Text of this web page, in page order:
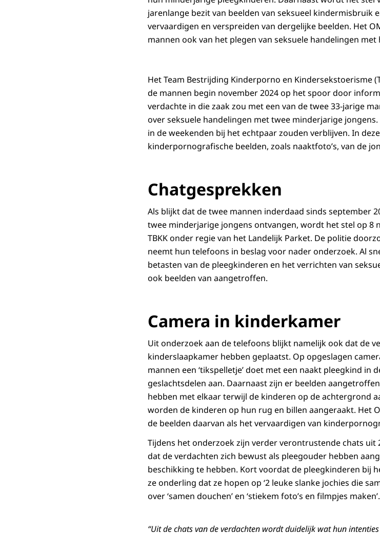
jarenlange bezit van beelden van seksueel kindermisbruik
vervaardigen en verspreiden van dergelijke beelden. Het
mannen ook van het plegen van seksuele handelingen met
Het Team Bestrijding Kinderporno en Kindersekstoerisme
de mannen begin november 2024 op het spoor door
verdachte in die zaak zou met een van de twee 33-jarige
over seksuele handelingen met twee minderjarige
in de weekenden bij het echtpaar zouden verblijven. In
kinderpornografische beelden, zoals naaktfoto’s, van de
Chatgesprekken
Als blijkt dat de twee mannen inderdaad sinds september
twee minderjarige jongens ontvangen, wordt het stel op 8
TBKK onder regie van het Landelijk Parket. De politie
neemt hun telefoons in beslag voor nader onderzoek. Al
betasten van de pleegkinderen en het verrichten van
ook beelden van aangetroffen.
Camera in kinderkamer
Uit onderzoek aan de telefoons blijkt namelijk ook dat de
kinderslaapkamer hebben geplaatst. Op opgeslagen
mannen een ‘tikspelletje’ doet met een naakt pleegkind in
geslachtsdelen aan. Daarnaast zijn er beelden
hebben met elkaar terwijl de kinderen op de achtergrond
worden de kinderen op hun rug en billen aangeraakt. Het
de beelden daarvan als het vervaardigen van
Tijdens het onderzoek zijn verder verontrustende chats
dat de verdachten zich bewust als pleegouder hebben
beschikking te hebben. Kort voordat de pleegkinderen bij
ze onderling dat ze hopen op ‘2 leuke slanke jochies die
over ‘samen douchen’ en ‘stiekem foto’s en filmpjes maken’.
“Uit de chats van de verdachten wordt duidelijk wat hun